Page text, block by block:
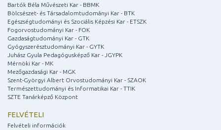
Bartók Béla Művészeti Kar - BBMK
Bölcsészet- és Társadalomtudományi Kar - BTK
Egészségtudományi és Szociális Képzési Kar - ETSZK
Fogorvostudományi Kar - FOK
Gazdaságtudományi Kar - GTK
Gyógyszerésztudományi Kar - GYTK
Juhász Gyula Pedagógusképző Kar - JGYPK
Mérnöki Kar - MK
Mezőgazdasági Kar - MGK
Szent-Györgyi Albert Orvostudományi Kar - SZAOK
Természettudományi és Informatikai Kar - TTIK
SZTE Tanárképző Központ
FELVÉTELI
Felvételi információk